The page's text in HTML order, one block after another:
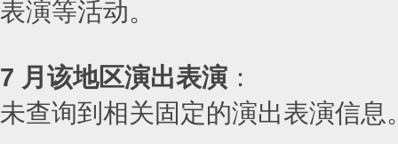
表演等活动。
7 月该地区演出表演 ：
未查询到相关固定的演出表演信息